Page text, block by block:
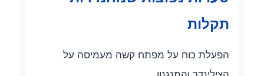
תקלות
הפעלת כוח על מפתח קשה מעמיסה על